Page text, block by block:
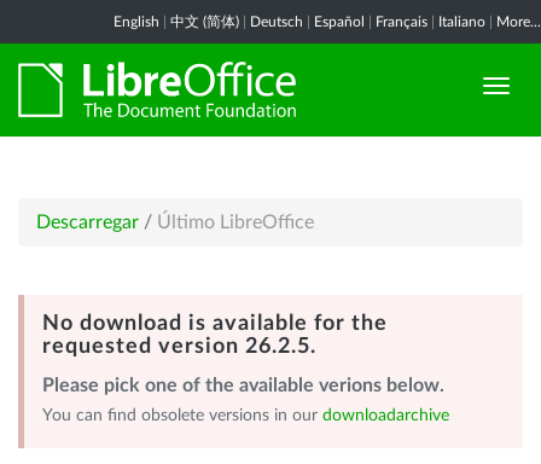
English 中文 (简体) Deutsch Español Français Italiano More...
Descarregar / Último LibreOffice
No download is available for the
requested version 26.2.5.
Please pick one of the available verions below.
You can find obsolete versions in our downloadarchive